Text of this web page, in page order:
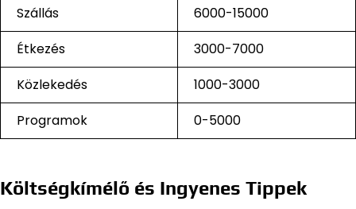
Szállás
6000-15000
Étkezés
3000-7000
Közlekedés
1000-3000
Programok
0-5000
Költségkímélő és Ingyenes Tippek